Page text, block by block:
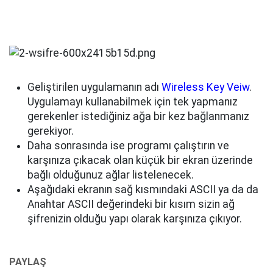
Geliştirilen uygulamanın adı Wireless Key Veiw.
Uygulamayı kullanabilmek için tek yapmanız
gerekenler istediğiniz ağa bir kez bağlanmanız
gerekiyor.
Daha sonrasında ise programı çalıştırın ve
karşınıza çıkacak olan küçük bir ekran üzerinde
bağlı olduğunuz ağlar listelenecek.
Aşağıdaki ekranın sağ kısmındaki ASCII ya da da
Anahtar ASCII değerindeki bir kısım sizin ağ
şifrenizin olduğu yapı olarak karşınıza çıkıyor.